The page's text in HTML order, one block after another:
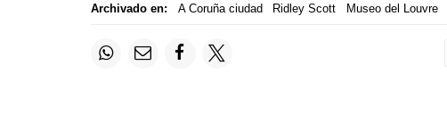
Archivado en: A Coruña ciudad Ridley Scott Museo del Louvre